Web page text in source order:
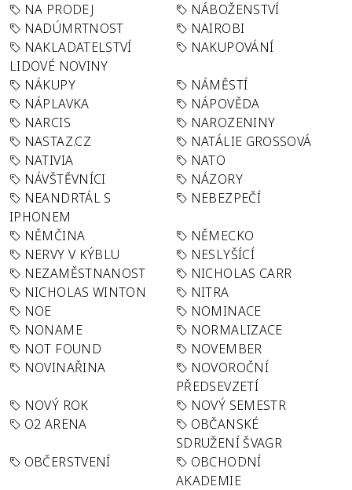
NA PRODEJ
NÁBOŽENSTVÍ
NADÚMRTNOST
NAIROBI
NAKLADATELSTVÍ
LIDOVÉ NOVINY
NAKUPOVÁNÍ
NÁKUPY
NÁMĚSTÍ
NÁPLAVKA
NÁPOVĚDA
NARCIS
NAROZENINY
NASTAZ.CZ
NATÁLIE GROSSOVÁ
NATIVIA
NATO
NÁVŠTĚVNÍCI
NÁZORY
NEANDRTÁL S
IPHONEM
NEBEZPEČÍ
NĚMČINA
NĚMECKO
NERVY V KÝBLU
NESLYŠÍCÍ
NEZAMĚSTNANOST
NICHOLAS CARR
NICHOLAS WINTON
NITRA
NOE
NOMINACE
NONAME
NORMALIZACE
NOT FOUND
NOVEMBER
NOVINAŘINA
NOVOROČNÍ
PŘEDSEVZETÍ
NOVÝ ROK
NOVÝ SEMESTR
O2 ARENA
OBČANSKÉ
SDRUŽENÍ ŠVAGR
OBČERSTVENÍ
OBCHODNÍ
AKADEMIE